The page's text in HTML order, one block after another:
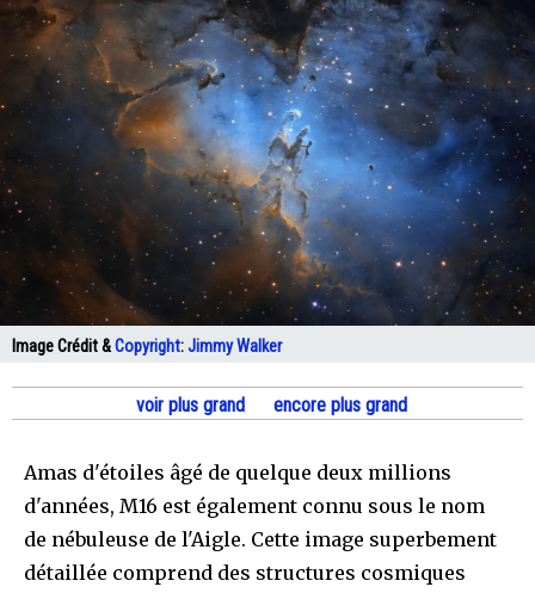
Image Crédit &Copyright:Jimmy Walker
voir plus grand encore plus grand
Amas d'étoiles âgé de quelque deux millions
d'années, M16 est également connu sous le nom
de nébuleuse de l'Aigle. Cette image superbement
détaillée comprend des structures cosmiques